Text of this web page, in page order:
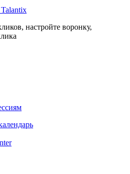
Talantix
настройте воронку,